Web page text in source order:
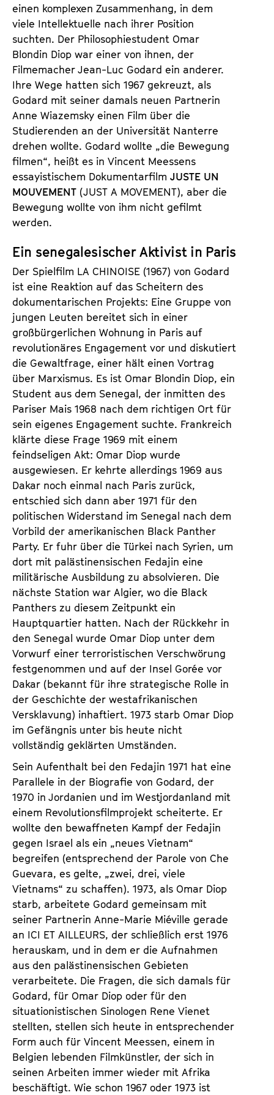
einen komplexen Zusammenhang, in dem
viele Intellektuelle nach ihrer Position
suchten. Der Philosophiestudent Omar
Blondin Diop war einer von ihnen, der
Filmemacher Jean-Luc Godard ein anderer.
Ihre Wege hatten sich 1967 gekreuzt, als
Godard mit seiner damals neuen Partnerin
Anne Wiazemsky einen Film über die
Studierenden an der Universität Nanterre
drehen wollte. Godard wollte „die Bewegung
filmen“, heißt es in Vincent Meessens
essayistischem Dokumentarfilm JUSTE UN
MOUVEMENT (JUST A MOVEMENT), aber die
Bewegung wollte von ihm nicht gefilmt
werden.
Ein senegalesischer Aktivist in Paris
Der Spielfilm LA CHINOISE (1967) von Godard
ist eine Reaktion auf das Scheitern des
dokumentarischen Projekts: Eine Gruppe von
jungen Leuten bereitet sich in einer
großbürgerlichen Wohnung in Paris auf
revolutionäres Engagement vor und diskutiert
die Gewaltfrage, einer hält einen Vortrag
über Marxismus. Es ist Omar Blondin Diop, ein
Student aus dem Senegal, der inmitten des
Pariser Mais 1968 nach dem richtigen Ort für
sein eigenes Engagement suchte. Frankreich
klärte diese Frage 1969 mit einem
feindseligen Akt: Omar Diop wurde
ausgewiesen. Er kehrte allerdings 1969 aus
Dakar noch einmal nach Paris zurück,
entschied sich dann aber 1971 für den
politischen Widerstand im Senegal nach dem
Vorbild der amerikanischen Black Panther
Party. Er fuhr über die Türkei nach Syrien, um
dort mit palästinensischen Fedajin eine
militärische Ausbildung zu absolvieren. Die
nächste Station war Algier, wo die Black
Panthers zu diesem Zeitpunkt ein
Hauptquartier hatten. Nach der Rückkehr in
den Senegal wurde Omar Diop unter dem
Vorwurf einer terroristischen Verschwörung
festgenommen und auf der Insel Gorée vor
Dakar (bekannt für ihre strategische Rolle in
der Geschichte der westafrikanischen
Versklavung) inhaftiert. 1973 starb Omar Diop
im Gefängnis unter bis heute nicht
vollständig geklärten Umständen.
Sein Aufenthalt bei den Fedajin 1971 hat eine
Parallele in der Biografie von Godard, der
1970 in Jordanien und im Westjordanland mit
einem Revolutionsfilmprojekt scheiterte. Er
wollte den bewaffneten Kampf der Fedajin
gegen Israel als ein „neues Vietnam“
begreifen (entsprechend der Parole von Che
Guevara, es gelte, „zwei, drei, viele
Vietnams“ zu schaffen). 1973, als Omar Diop
starb, arbeitete Godard gemeinsam mit
seiner Partnerin Anne-Marie Miéville gerade
an ICI ET AILLEURS, der schließlich erst 1976
herauskam, und in dem er die Aufnahmen
aus den palästinensischen Gebieten
verarbeitete. Die Fragen, die sich damals für
Godard, für Omar Diop oder für den
situationistischen Sinologen Rene Vienet
stellten, stellen sich heute in entsprechender
Form auch für Vincent Meessen, einem in
Belgien lebenden Filmkünstler, der sich in
seinen Arbeiten immer wieder mit Afrika
beschäftigt. Wie schon 1967 oder 1973 ist